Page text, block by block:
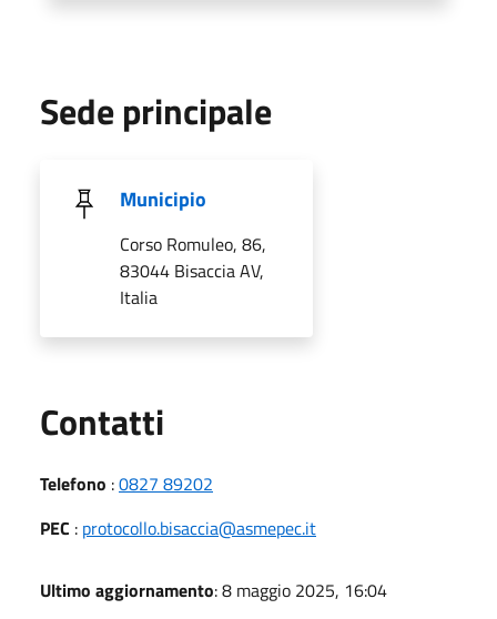
Sede principale
Municipio
Corso Romuleo, 86,
83044 Bisaccia AV,
Italia
Contatti
Telefono :0827 89202
PEC : protocollo.bisaccia@asmepec.it
Ultimo aggiornamento: 8 maggio 2025, 16:04